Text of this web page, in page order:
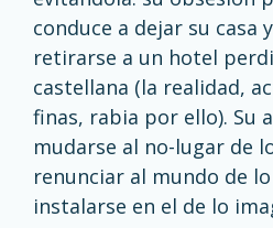
conduce a dejar su casa
retirarse a un hotel
castellana (la realidad,
finas, rabia por ello). Su
mudarse al no-lugar de
renunciar al mundo de
instalarse en el de lo